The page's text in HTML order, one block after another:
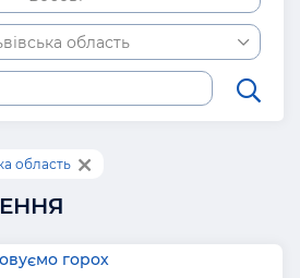
область
область
горох